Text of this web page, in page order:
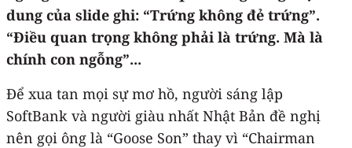
dung của slide ghi: “Trứng không đẻ trứng”.
“Điều quan trọng không phải là trứng. Mà là
chính con ngỗng”...
Để xua tan mọi sự mơ hồ, người sáng lập
SoftBank và người giàu nhất Nhật Bản đề nghị
nên gọi ông là “Goose Son” thay vì “Chairman